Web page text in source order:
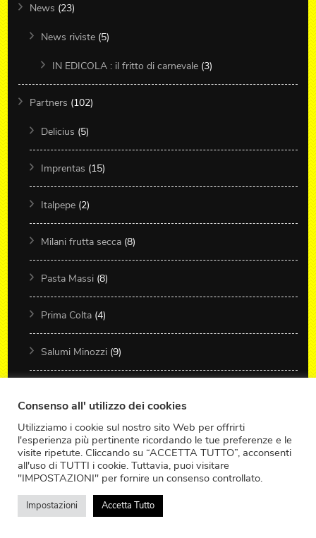
News (23)
News riviste (5)
IN EDICOLA : il fritto di carnevale (3)
Partners (102)
Delicius (5)
Imprentas (15)
Italpepe (2)
Milani frutta secca (8)
Pasta Massi (8)
Prima Colta (4)
Salumi Minozzi (9)
T&C Tartufi(1)
Turci(6)
Ricette(498)
Consenso all' utilizzo dei cookies
Utilizziamo i cookie sul nostro sito Web per offrirti
l'esperienza più pertinente ricordando le tue preferenze e le
visite ripetute. Cliccando su “ACCETTA TUTTO”, acconsenti
all'uso di TUTTI i cookie. Tuttavia, puoi visitare
"IMPOSTAZIONI" per fornire un consenso controllato.
Impostazioni Accetta Tutto